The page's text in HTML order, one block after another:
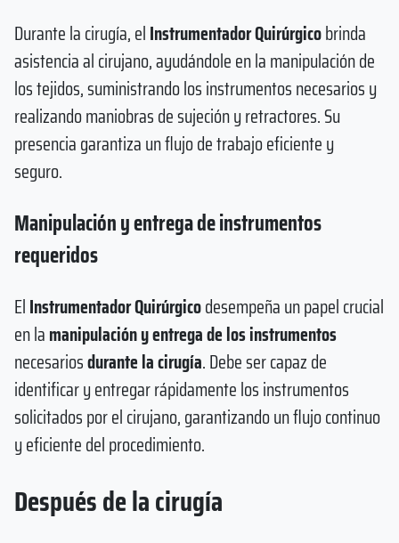
Durante la cirugía, elInstrumentador Quirúrgicobrinda
asistencia al cirujano, ayudándole en la manipulación de
los tejidos, suministrando los instrumentos necesarios y
realizando maniobras de sujeción y retractores. Su
presencia garantiza un flujo de trabajo eficiente y
seguro.
Manipulación y entrega de instrumentos
requeridos
ElInstrumentador Quirúrgicodesempeña un papel crucial
en lamanipulación y entrega de los instrumentos
necesariosdurante la cirugía. Debe ser capaz de
identificar y entregar rápidamente los instrumentos
solicitados por el cirujano, garantizando un flujo continuo
y eficiente del procedimiento.
Después de la cirugía